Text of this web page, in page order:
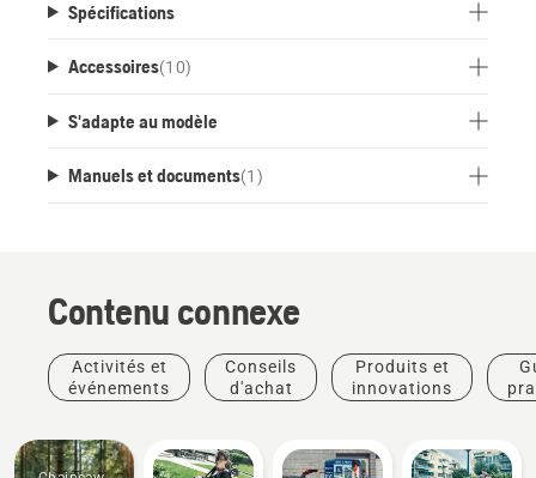
Spécifications
Accessoires(10)
S'adapte au modèle
Manuels et documents(1 )
Contenu connexe
Activités et
événements
Conseils
d'achat
Produits et
innovations